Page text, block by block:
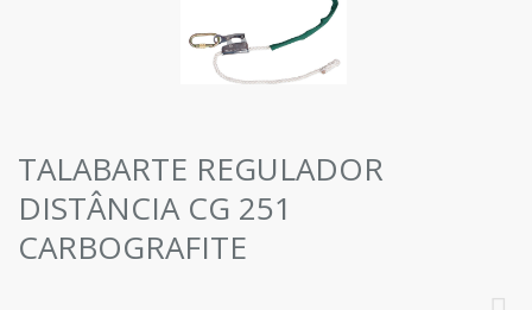
TALABARTE REGULADOR
DISTÂNCIA CG 251
CARBOGRAFITE